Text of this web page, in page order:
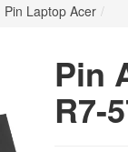
Pin Laptop Acer /
Pin
R7-